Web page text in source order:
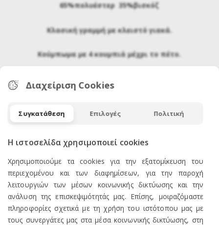
65%πολυέστερ 35%βισκόζ
Κλασική γραμμή με κλειστό γιακά.
Κούμπωμα με 4 κουμπιά μέχρι το πέτο.
ΕΠΙΚΟΙΝΩΝΙΑ
Διαχείριση Cookies
Συγκατάθεση Επιλογές Πολιτική
Η ιστοσελίδα χρησιμοποιεί cookies
Χρησιμοποιούμε τα cookies για την εξατομίκευση του
περιεχομένου και των διαφημίσεων, για την παροχή
λειτουργιών των μέσων κοινωνικής δικτύωσης και την
ανάλυση της επισκεψιμότητάς μας. Επίσης, μοιραζόμαστε
πληροφορίες σχετικά με τη χρήση του ιστότοπου μας με
τους συνεργάτες μας στα μέσα κοινωνικής δικτύωσης, στη